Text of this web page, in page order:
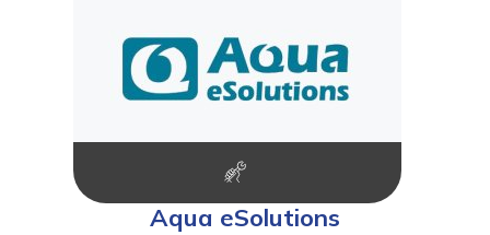
Aqua eSolutions